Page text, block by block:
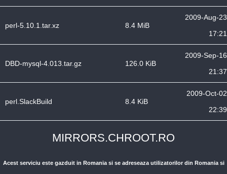
perl-5.10.1.tar.xz 8.4 MiB
2009-Aug-23
17:21
DBD-mysql-4.013.tar.gz 126.0 KiB
2009-Sep-16
21:37
perl.SlackBuild 8.4 KiB
2009-Oct-02
22:39
MIRRORS.CHROOT.RO
Acest serviciu este gazduit in Romania si se adreseaza utilizatorilor din Romania si